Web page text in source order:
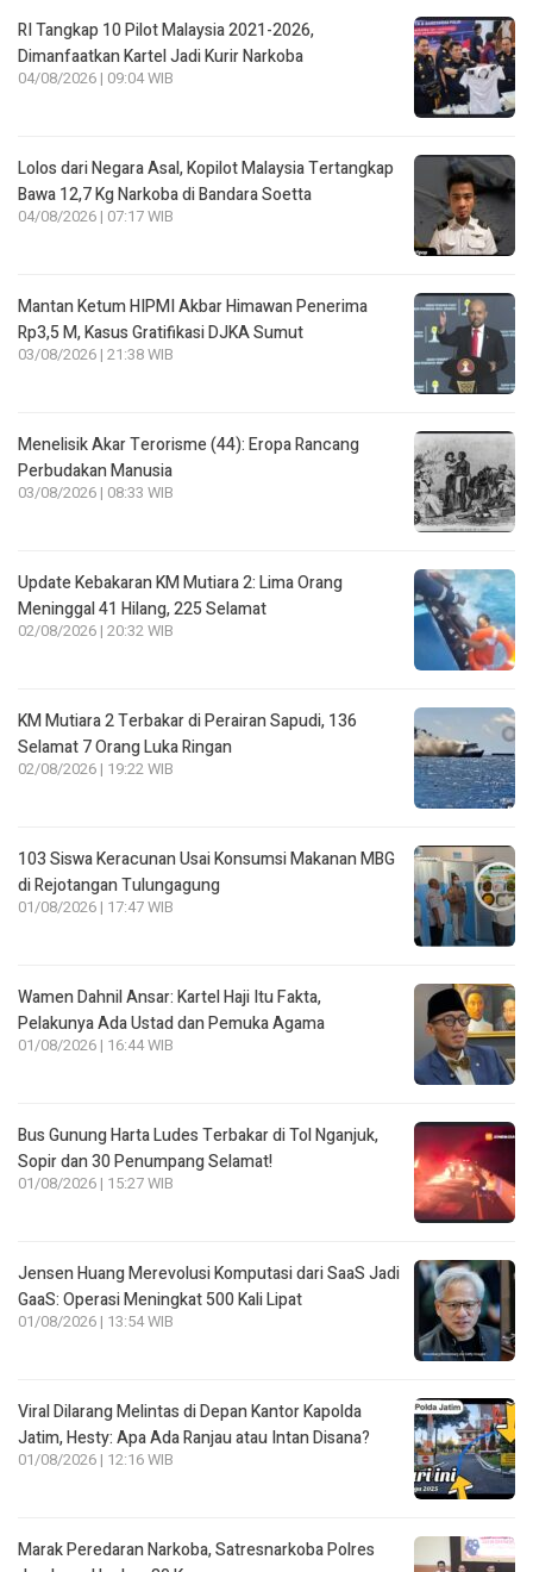
RI Tangkap 10 Pilot Malaysia 2021-2026,
Dimanfaatkan Kartel Jadi Kurir Narkoba
04/08/2026 | 09:04 WIB
Lolos dari Negara Asal, Kopilot Malaysia Tertangkap
Bawa 12,7 Kg Narkoba di Bandara Soetta
04/08/2026 | 07:17 WIB
Mantan Ketum HIPMI Akbar Himawan Penerima
Rp3,5 M, Kasus Gratifikasi DJKA Sumut
03/08/2026 | 21:38 WIB
Menelisik Akar Terorisme (44): Eropa Rancang
Perbudakan Manusia
03/08/2026 | 08:33 WIB
Update Kebakaran KM Mutiara 2: Lima Orang
Meninggal 41 Hilang, 225 Selamat
02/08/2026 | 20:32 WIB
KM Mutiara 2 Terbakar di Perairan Sapudi, 136
Selamat 7 Orang Luka Ringan
02/08/2026 | 19:22 WIB
103 Siswa Keracunan Usai Konsumsi Makanan MBG
di Rejotangan Tulungagung
01/08/2026 | 17:47 WIB
Wamen Dahnil Ansar: Kartel Haji Itu Fakta,
Pelakunya Ada Ustad dan Pemuka Agama
01/08/2026 | 16:44 WIB
Bus Gunung Harta Ludes Terbakar di Tol Nganjuk,
Sopir dan 30 Penumpang Selamat!
01/08/2026 | 15:27 WIB
Jensen Huang Merevolusi Komputasi dari SaaS Jadi
GaaS: Operasi Meningkat 500 Kali Lipat
01/08/2026 | 13:54 WIB
Viral Dilarang Melintas di Depan Kantor Kapolda
Jatim, Hesty: Apa Ada Ranjau atau Intan Disana?
01/08/2026 | 12:16 WIB
Marak Peredaran Narkoba, Satresnarkoba Polres